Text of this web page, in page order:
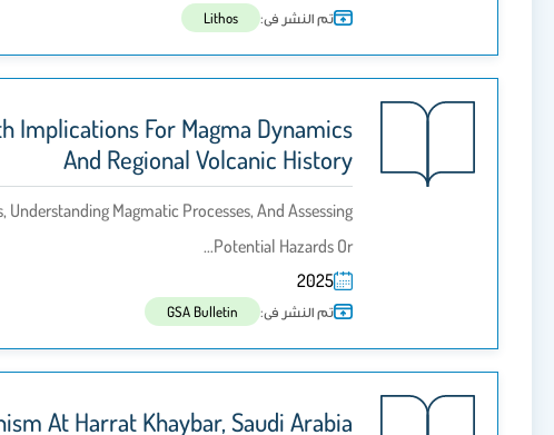
تم النشر فى: Lithos
Implications For Magma Dynamics
And Regional Volcanic History
Magmatic Processes, And Assessing
Potential Hazards Or…
2025
تم النشر فى: GSA Bulletin
At Harrat Khaybar, Saudi Arabia